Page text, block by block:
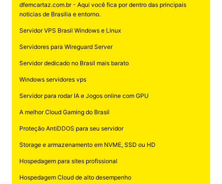
dfemcartaz.com.br - Aqui você fica por dentro das principais
noticias de Brasilia e entorno.
Servidor VPS Brasil Windows e Linux
Servidores para Wireguard Server
Servidor dedicado no Brasil mais barato
Windows servidores vps
Servidor para rodar IA e Jogos online com GPU
A melhor Cloud Gaming do Brasil
Proteção AntiDDOS para seu servidor
Storage e armazenamento em NVME, SSD ou HD
Hospedagem para sites profissional
Hospedagem Cloud de alto desempenho